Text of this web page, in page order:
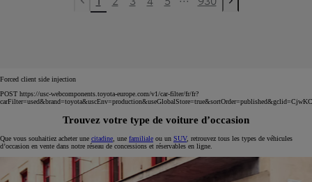
Previous page Next page
Forced client side injection
POST https://usc-webcomponents.toyota-europe.com/v1/car-filter/fr/fr?
Trouvez votre type de voiture d’occasion
Que vous souhaitiez acheter une citadine , une familiale ou un SUV, retrouvez tous les types de véhicules
d’occasion en vente dans notre réseau de concessions et réservables en ligne.